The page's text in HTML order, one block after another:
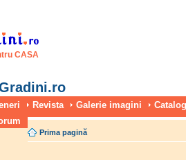
CASA
Revista Galerie imagini
Prima pagină